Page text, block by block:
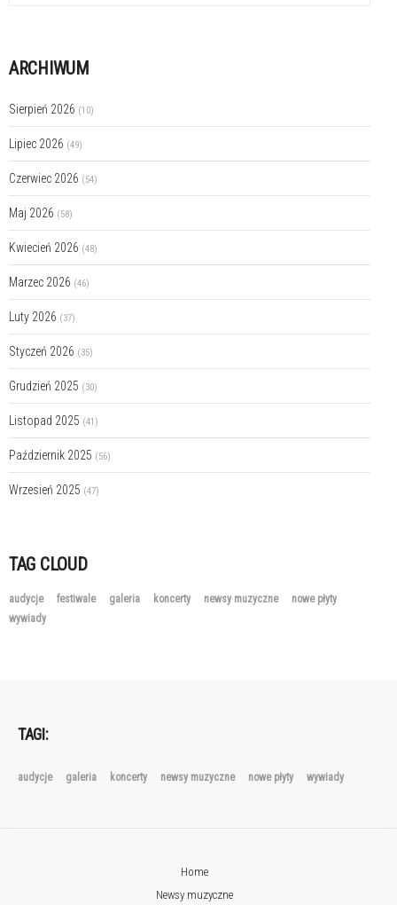
ARCHIWUM
Sierpień 2026 (10)
Lipiec 2026 (49)
Czerwiec 2026 (54)
Maj 2026 (58)
Kwiecień 2026 (48)
Marzec 2026 (46)
Luty 2026 (37)
Styczeń 2026 (35)
Grudzień 2025 (30)
Listopad 2025 (41)
Październik 2025 (56)
Wrzesień 2025 (47)
TAG CLOUD
audycje festiwale galeria koncerty newsy muzyczne
nowe płyty
wywiady
TAGI:
audycje galeria koncerty newsy muzyczne nowe płyty wywiady
Home
Newsy muzyczne